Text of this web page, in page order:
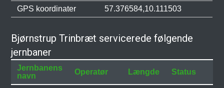
GPS koordinater 57.376584,10.111503
Bjørnstrup Trinbræt servicerede følgende
jernbaner
Jernbanens
navn
Operatør Længde Status